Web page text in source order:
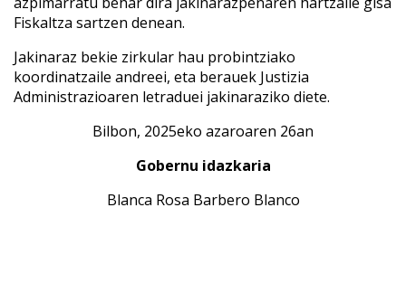
Fiskaltza sartzen denean.
Jakinaraz bekie zirkular hau probintziako
koordinatzaile andreei, eta berauek Justizia
Administrazioaren letraduei jakinaraziko diete.
Bilbon, 2025eko azaroaren 26an
Gobernu idazkaria
Blanca Rosa Barbero Blanco